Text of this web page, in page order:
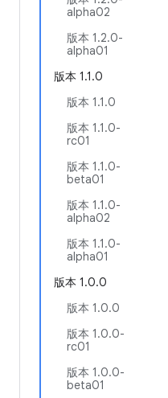
alpha02
版本 1.2.0-
alpha01
版本 1.1.0
版本 1.1.0
版本 1.1.0-
rc01
版本 1.1.0-
beta01
版本 1.1.0-
alpha02
版本 1.1.0-
alpha01
版本 1.0.0
版本 1.0.0
版本 1.0.0-
rc01
版本 1.0.0-
beta01